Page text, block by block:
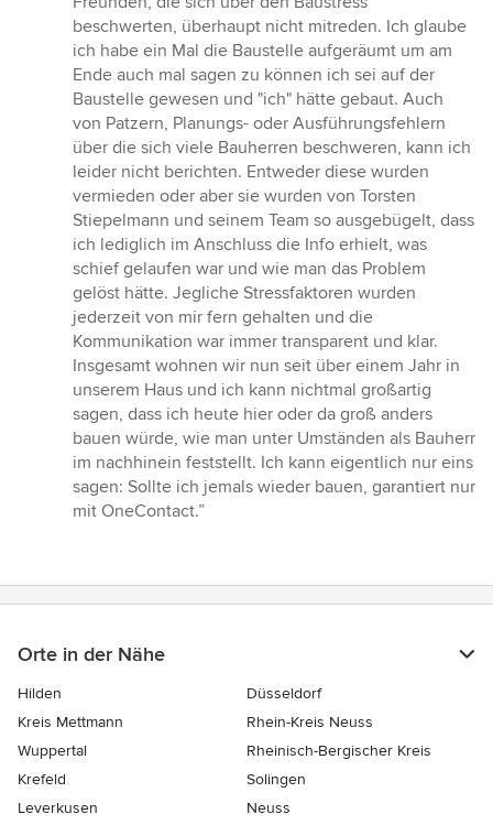
beschwerten, überhaupt nicht mitreden. Ich glaube
ich habe ein Mal die Baustelle aufgeräumt um am
Ende auch mal sagen zu können ich sei auf der
Baustelle gewesen und "ich" hätte gebaut. Auch
von Patzern, Planungs- oder Ausführungsfehlern
über die sich viele Bauherren beschweren, kann ich
leider nicht berichten. Entweder diese wurden
vermieden oder aber sie wurden von Torsten
Stiepelmann und seinem Team so ausgebügelt, dass
ich lediglich im Anschluss die Info erhielt, was
schief gelaufen war und wie man das Problem
gelöst hätte. Jegliche Stressfaktoren wurden
jederzeit von mir fern gehalten und die
Kommunikation war immer transparent und klar.
Insgesamt wohnen wir nun seit über einem Jahr in
unserem Haus und ich kann nichtmal großartig
sagen, dass ich heute hier oder da groß anders
bauen würde, wie man unter Umständen als Bauherr
im nachhinein feststellt. Ich kann eigentlich nur eins
sagen: Sollte ich jemals wieder bauen, garantiert nur
mit OneContact.”
Orte in der Nähe
Hilden
Düsseldorf
Kreis Mettmann
Rhein-Kreis Neuss
Wuppertal
Rheinisch-Bergischer Kreis
Krefeld
Solingen
Leverkusen
Neuss